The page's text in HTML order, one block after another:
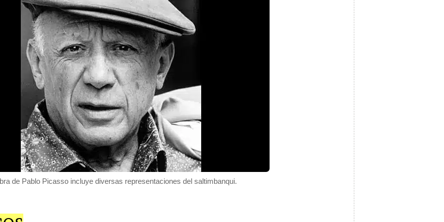
de Pablo Picasso incluye diversas representaciones del saltimbanqui.